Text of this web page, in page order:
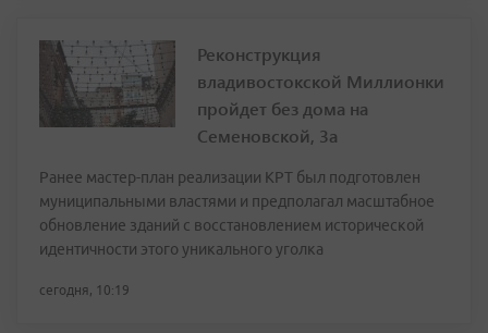
Реконструкция
владивостокской Миллионки
пройдет без дома на
Семеновской, 3а
Ранее мастер-план реализации КРТ был подготовлен
муниципальными властями и предполагал масштабное
обновление зданий с восстановлением исторической
идентичности этого уникального уголка
сегодня, 10:19